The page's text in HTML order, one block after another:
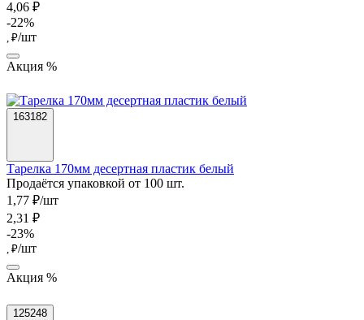
4,06 ₽
-22%
, ₽/шт
Акция %
163182
Тарелка 170мм десертная пластик белый
Продаётся упаковкой от 100 шт.
1,77 ₽/шт
2,31 ₽
-23%
, ₽/шт
Акция %
125248